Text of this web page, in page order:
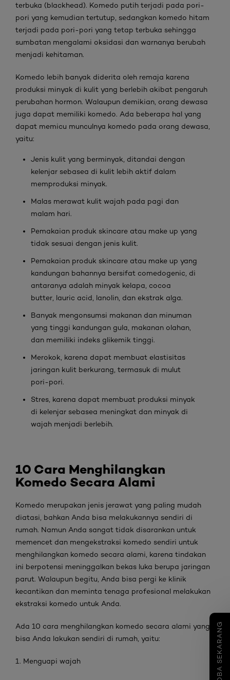
COBA SEKARANG
terbuka (blackhead). Komedo putih terjadi pada pori-
pori yang kemudian tertutup, sedangkan komedo hitam
terjadi pada pori-pori yang tetap terbuka sehingga
sumbatan mengalami oksidasi dan warnanya berubah
menjadi kehitaman.
Komedo lebih banyak diderita oleh remaja karena
produksi minyak di kulit yang berlebih akibat pengaruh
perubahan hormon. Walaupun demikian, orang dewasa
juga dapat memiliki komedo. Ada beberapa hal yang
dapat memicu munculnya komedo pada orang dewasa,
yaitu:
Jenis kulit yang berminyak, ditandai dengan
kelenjar sebasea di kulit lebih aktif dalam
memproduksi minyak.
Malas merawat kulit wajah pada pagi dan
malam hari.
Pemakaian produk skincare atau make up yang
tidak sesuai dengan jenis kulit.
Pemakaian produk skincare atau make up yang
kandungan bahannya bersifat comedogenic, di
antaranya adalah minyak kelapa, cocoa
butter, lauric acid, lanolin, dan ekstrak alga.
Banyak mengonsumsi makanan dan minuman
yang tinggi kandungan gula, makanan olahan,
dan memiliki indeks glikemik tinggi.
Merokok, karena dapat membuat elastisitas
jaringan kulit berkurang, termasuk di mulut
pori-pori.
Stres, karena dapat membuat produksi minyak
di kelenjar sebasea meningkat dan minyak di
wajah menjadi berlebih.
10 Cara Menghilangkan
Komedo Secara Alami
Komedo merupakan jenis jerawat yang paling mudah
diatasi, bahkan Anda bisa melakukannya sendiri di
rumah. Namun Anda sangat tidak disarankan untuk
memencet dan mengekstraksi komedo sendiri untuk
menghilangkan komedo secara alami, karena tindakan
ini berpotensi meninggalkan bekas luka berupa jaringan
parut. Walaupun begitu, Anda bisa pergi ke klinik
kecantikan dan meminta tenaga profesional melakukan
ekstraksi komedo untuk Anda.
Ada 10 cara menghilangkan komedo secara alami yang
bisa Anda lakukan sendiri di rumah, yaitu:
1. Menguapi wajah